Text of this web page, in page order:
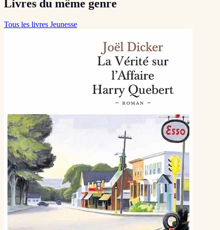
Livres du même genre
Tous les livres Jeunesse